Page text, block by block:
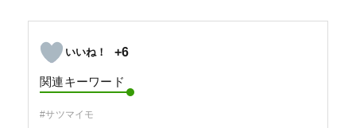
+6
関連キーワード
#サツマイモ